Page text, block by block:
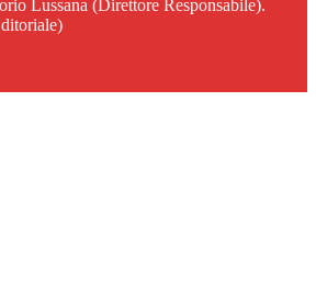
Lussana (Direttore Responsabile).